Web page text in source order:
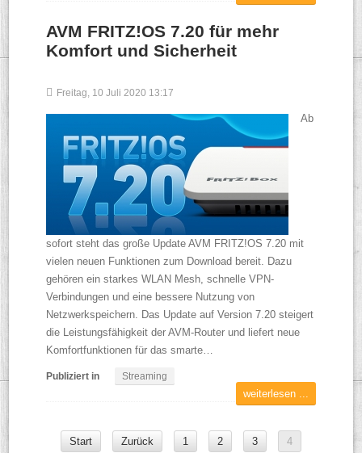
AVM FRITZ!OS 7.20 für mehr
Komfort und Sicherheit
Freitag, 10 Juli 2020 13:17
Ab
sofort steht das große Update AVM FRITZ!OS 7.20 mit
vielen neuen Funktionen zum Download bereit. Dazu
gehören ein starkes WLAN Mesh, schnelle VPN-
Verbindungen und eine bessere Nutzung von
Netzwerkspeichern. Das Update auf Version 7.20 steigert
die Leistungsfähigkeit der AVM-Router und liefert neue
Komfortfunktionen für das smarte…
Publiziert in Streaming
weiterlesen ...
Start Zurück 1 2 3 4